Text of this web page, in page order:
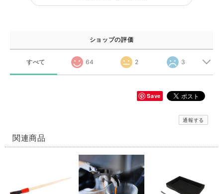
ショップの評価
すべて 64 2 3
Save
通報する
関連商品